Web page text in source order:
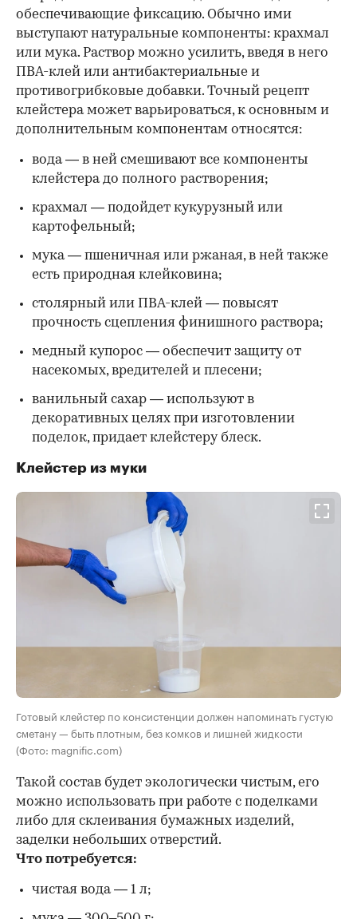
обеспечивающие фиксацию. Обычно ими
выступают натуральные компоненты: крахмал
или мука. Раствор можно усилить, введя в него
ПВА-клей или антибактериальные и
противогрибковые добавки. Точный рецепт
клейстера может варьироваться, к основным и
дополнительным компонентам относятся:
вода — в ней смешивают все компоненты
клейстера до полного растворения;
крахмал — подойдет кукурузный или
картофельный;
мука — пшеничная или ржаная, в ней также
есть природная клейковина;
столярный или ПВА-клей — повысят
прочность сцепления финишного раствора;
медный купорос — обеспечит защиту от
насекомых, вредителей и плесени;
ванильный сахар — используют в
декоративных целях при изготовлении
поделок, придает клейстеру блеск.
Клейстер из муки
Готовый клейстер по консистенции должен напоминать густую
сметану — быть плотным, без комков и лишней жидкости
(Фото: magnific.com)
Такой состав будет экологически чистым, его
можно использовать при работе с поделками
либо для склеивания бумажных изделий,
заделки небольших отверстий.
Что потребуется:
чистая вода — 1 л;